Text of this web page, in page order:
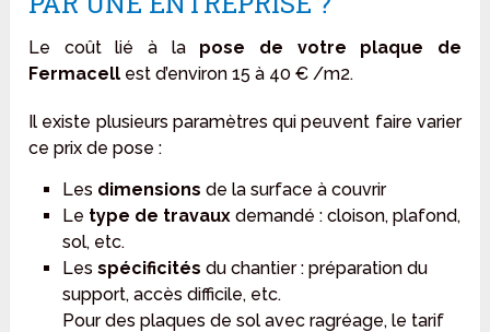
Le coût lié à la pose de votre plaque de
Fermacell est d’environ 15 à 40 € /m2.
Il existe plusieurs paramètres qui peuvent faire varier
ce prix de pose :
Les dimensions de la surface à couvrir
Le type de travauxdemandé : cloison, plafond,
sol, etc.
Les spécificités du chantier : préparation du
support, accès difficile, etc.
Pour des plaques de sol avec ragréage, le tarif